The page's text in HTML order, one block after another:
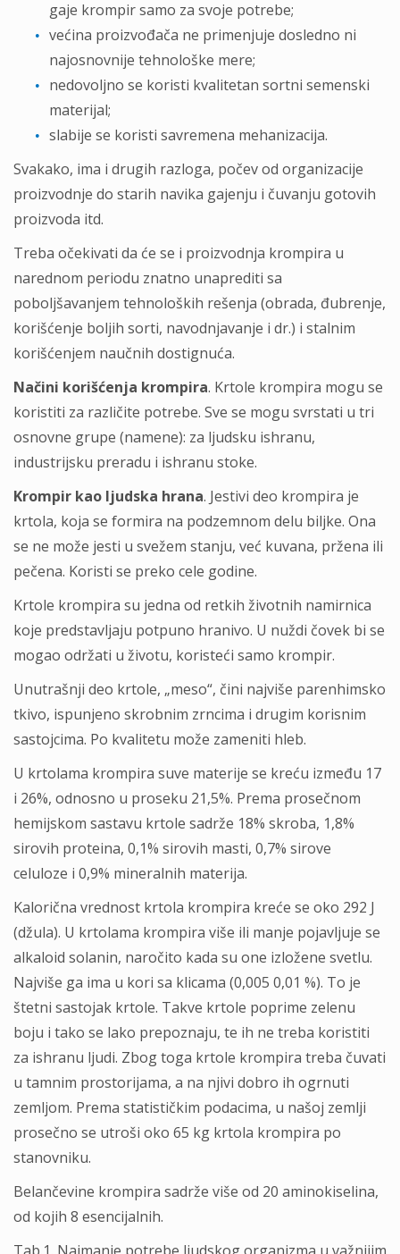
gaje krompir samo za svoje potrebe;
većina proizvođača ne primenjuje dosledno ni
najosnovnije tehnološke mere;
nedovoljno se koristi kvalitetan sortni semenski
materijal;
slabije se koristi savremena mehanizacija.
Svakako, ima i drugih razloga, počev od organizacije
proizvodnje do starih navika gajenju i čuvanju gotovih
proizvoda itd.
Treba očekivati da će se i proizvodnja krompira u
narednom periodu znatno unaprediti sa
poboljšavanjem tehnoloških rešenja (obrada, đubrenje,
korišćenje boljih sorti, navodnjavanje i dr.) i stalnim
korišćenjem naučnih dostignuća.
Načini korišćenјa krompira. Krtole krompira mogu se
koristiti za različite potrebe. Sve se mogu svrstati u tri
osnovne grupe (namene): za ljudsku ishranu,
industrijsku preradu i ishranu stoke.
Krompir kao ljudska hrana. Jestivi deo krompira je
krtola, koja se formira na podzemnom delu biljke. Ona
se ne može jesti u svežem stanju, već kuvana, pržena ili
pečena. Koristi se preko cele godine.
Krtole krompira su jedna od retkih životnih namirnica
koje predstavljaju potpuno hranivo. U nuždi čovek bi se
mogao održati u životu, koristeći samo krompir.
Unutrašnji deo krtole, „meso“, čini najviše parenhimsko
tkivo, ispunjeno skrobnim zrncima i drugim korisnim
sastojcima. Po kvalitetu može zameniti hleb.
U krtolama krompira suve materije se kreću između 17
i 26%, odnosno u proseku 21,5%. Prema prosečnom
hemijskom sastavu krtole sadrže 18% skroba, 1,8%
sirovih proteina, 0,1% sirovih masti, 0,7% sirove
celuloze i 0,9% mineralnih materija.
Kalorična vrednost krtola krompira kreće se oko 292 J
(džula). U krtolama krompira više ili manje pojavljuje se
alkaloid solanin, naročito kada su one izložene svetlu.
Najviše ga ima u kori sa klicama (0,005 0,01 %). To je
štetni sastojak krtole. Takve krtole poprime zelenu
boju i tako se lako prepoznaju, te ih ne treba koristiti
za ishranu ljudi. Zbog toga krtole krompira treba čuvati
u tamnim prostorijama, a na njivi dobro ih ogrnuti
zemljom. Prema statističkim podacima, u našoj zemlji
prosečno se utroši oko 65 kg krtola krompira po
stanovniku.
Belančevine krompira sadrže više od 20 aminokiselina,
od kojih 8 esencijalnih.